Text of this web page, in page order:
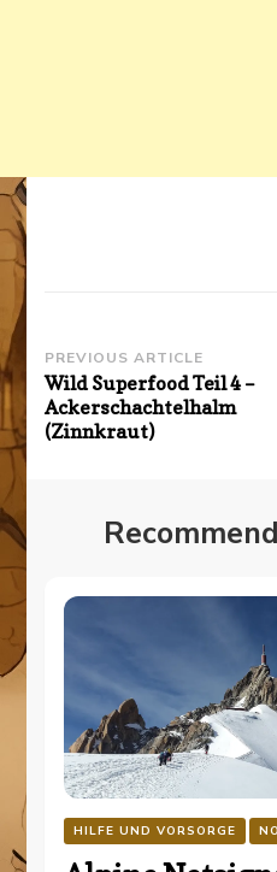
Post
Navigation
PREVIOUS ARTICLE
Wild Superfood Teil 4 –
Ackerschachtelhalm
(Zinnkraut)
HILFE UND VORSORGE